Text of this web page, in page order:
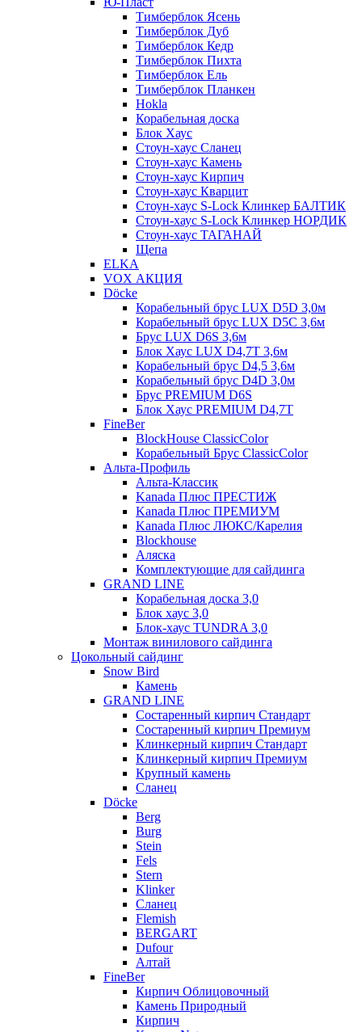
Тимберблок Ясень
Тимберблок Дуб
Тимберблок Кедр
Тимберблок Пихта
Тимберблок Ель
Тимберблок Планкен
Hokla
Корабельная доска
Блок Хаус
Стоун-хаус Сланец
Стоун-хаус Камень
Стоун-хаус Кирпич
Стоун-хаус Кварцит
Стоун-хаус S-Lock Клинкер БАЛТИК
Стоун-хаус S-Lock Клинкер НОРДИК
Стоун-хаус ТАГАНАЙ
Щепа
ELKA
VOX АКЦИЯ
Döcke
Корабельный брус LUX D5D 3,0м
Корабельный брус LUX D5C 3,6м
Брус LUX D6S 3,6м
Блок Хаус LUX D4,7T 3,6м
Корабельный брус D4,5 3,6м
Корабельный брус D4D 3,0м
Брус PREMIUM D6S
Блок Хаус PREMIUM D4,7T
FineBer
BlockHouse ClassicColor
Корабельный Брус ClassicColor
Альта-Профиль
Альта-Классик
Kanada Плюс ПРЕСТИЖ
Kanada Плюс ПРЕМИУМ
Kanada Плюс ЛЮКС/Карелия
Blockhouse
Аляска
Комплектующие для сайдинга
GRAND LINE
Корабельная доска 3,0
Блок хаус 3,0
Блок-хаус TUNDRA 3,0
Монтаж винилового сайдинга
Цокольный сайдинг
Snow Bird
Камень
GRAND LINE
Состаренный кирпич Стандарт
Состаренный кирпич Премиум
Клинкерный кирпич Стандарт
Клинкерный кирпич Премиум
Крупный камень
Сланец
Döcke
Berg
Burg
Stein
Fels
Stern
Klinker
Сланец
Flemish
BERGART
Dufour
Алтай
FineBer
Кирпич Облицовочный
Камень Природный
Кирпич